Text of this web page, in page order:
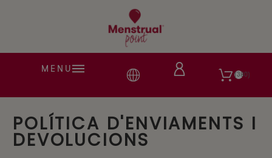
MENU 380
POLÍTICA D'ENVIAMENTS I
DEVOLUCIONS